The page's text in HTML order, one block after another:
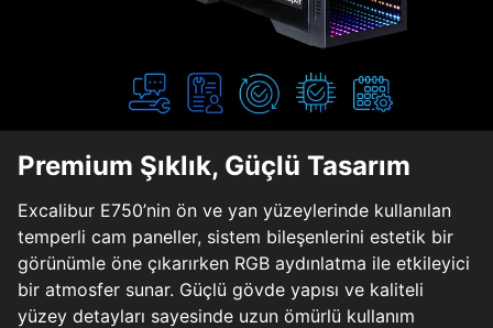
Premium Şıklık, Güçlü Tasarım
Excalibur E750’nin ön ve yan yüzeylerinde kullanılan
temperli cam paneller, sistem bileşenlerini estetik bir
görünümle öne çıkarırken RGB aydınlatma ile etkileyici
bir atmosfer sunar. Güçlü gövde yapısı ve kaliteli
yüzey detayları sayesinde uzun ömürlü kullanım